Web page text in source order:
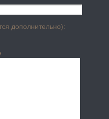
дополнительно):